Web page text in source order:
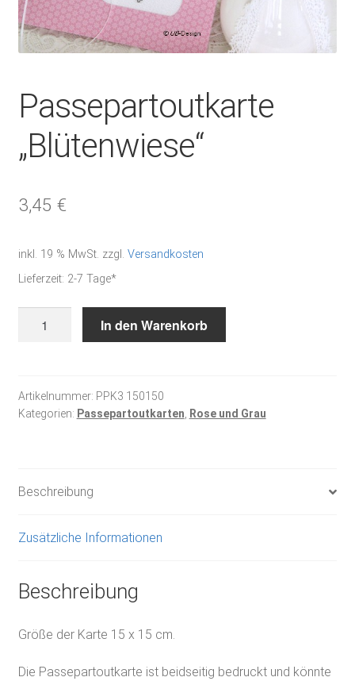
Passepartoutkarte
„Blütenwiese“
3,45 €
inkl. 19 % MwSt. zzgl. Versandkosten
Lieferzeit: 2-7 Tage*
In den Warenkorb
Artikelnummer: PPK3 150150
Kategorien: Passepartoutkarten, Rose und Grau
Beschreibung
Zusätzliche Informationen
Beschreibung
Größe der Karte 15 x 15 cm.
Die Passepartoutkarte ist beidseitig bedruckt und könnte